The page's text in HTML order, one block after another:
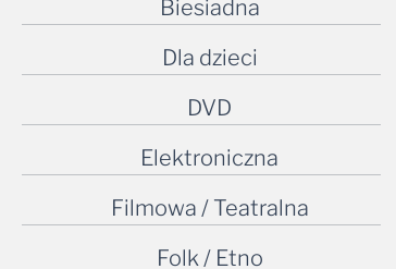
Biesiadna
Dla dzieci
DVD
Elektroniczna
Filmowa / Teatralna
Folk / Etno